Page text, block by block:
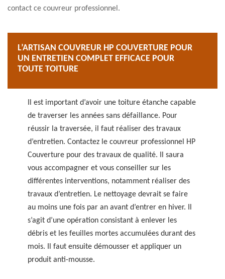
contact ce couvreur professionnel.
L’ARTISAN COUVREUR HP COUVERTURE POUR
UN ENTRETIEN COMPLET EFFICACE POUR
TOUTE TOITURE
Il est important d’avoir une toiture étanche capable
de traverser les années sans défaillance. Pour
réussir la traversée, il faut réaliser des travaux
d’entretien. Contactez le couvreur professionnel HP
Couverture pour des travaux de qualité. Il saura
vous accompagner et vous conseiller sur les
différentes interventions, notamment réaliser des
travaux d’entretien. Le nettoyage devrait se faire
au moins une fois par an avant d’entrer en hiver. Il
s’agit d’une opération consistant à enlever les
débris et les feuilles mortes accumulées durant des
mois. Il faut ensuite démousser et appliquer un
produit anti-mousse.